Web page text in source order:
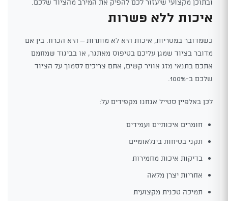
איכות ללא פשרות
כשמדובר במטריות, איכות היא לא מותרות – היא הכרח. בין אם
מדובר בציוד שמגן עליכם בטיפוס מאתגר, או בביגוד שמחמם
אתכם בתנאי מזג אוויר קשים, אתם צריכים לסמוך על הציוד
שלכם ב-100%.
לכן באלפיין סטייל אנחנו מקפידים על:
חומרים איכותיים ועמידים
תקני בטיחות בינלאומיים
בדיקות איכות מחמירות
אחריות יצרן מלאה
תמיכה טכנית מקצועית